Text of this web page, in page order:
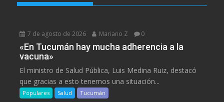
7 de agosto de 2026 Mariano Z 0
«En Tucumán hay mucha adherencia a la
vacuna»
El ministro de Salud Pública, Luis Medina Ruiz, destacó
que gracias a esto tenemos una situación...
Populares Salud Tucumán